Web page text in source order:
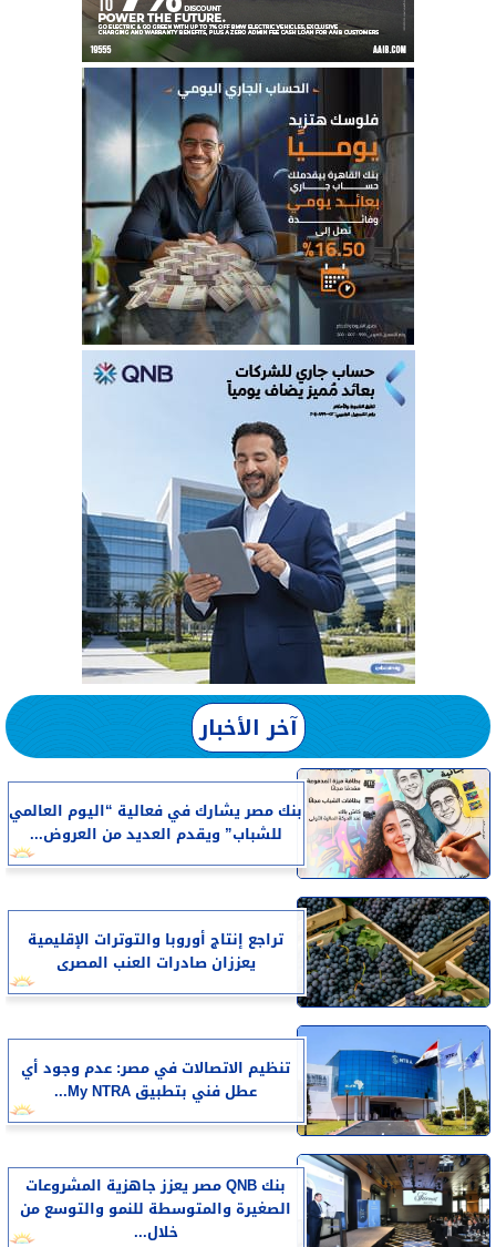
آخر الأخبار
بنك مصر يشارك في فعالية “اليوم العالمي
للشباب” ويقدم العديد من العروض...
تراجع إنتاج أوروبا والتوترات الإقليمية
يعززان صادرات العنب المصرى
تنظيم الاتصالات في مصر: عدم وجود أي
عطل فني بتطبيق My NTRA...
بنك QNB مصر يعزز جاهزية المشروعات
الصغيرة والمتوسطة للنمو والتوسع من
خلال...